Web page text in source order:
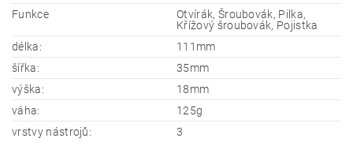
Funkce
Otvírák, Šroubovák, Pilka,
Křížový šroubovák, Pojistka
délka:
111mm
šířka:
35mm
výška:
18mm
váha:
125g
vrstvy nástrojů:
3